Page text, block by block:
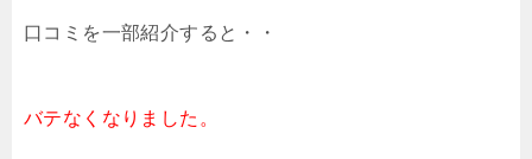
口コミを一部紹介すると・・
バテなくなりました。